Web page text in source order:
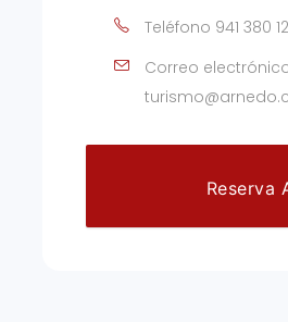
Teléfono 941 380
Correo
Reserva